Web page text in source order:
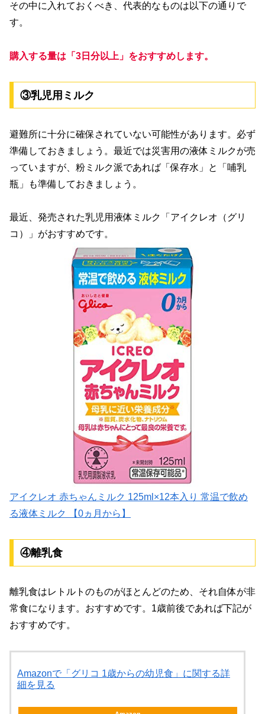
その中に入れておくべき、代表的なものは以下の通りで
す。
購入する量は「3日分以上」をおすすめします。
③乳児用ミルク
避難所に十分に確保されていない可能性があります。必ず
準備しておきましょう。最近では災害用の液体ミルクが売
っていますが、粉ミルク派であれば「保存水」と「哺乳
瓶」も準備しておきましょう。
最近、発売された乳児用液体ミルク「アイクレオ（グリ
コ）」がおすすめです。
アイクレオ 赤ちゃんミルク 125ml×12本入り 常温で飲め
る液体ミルク 【0ヵ月から】
④離乳食
離乳食はレトルトのものがほとんどのため、それ自体が非
常食になります。おすすめです。1歳前後であれば下記が
おすすめです。
Amazonで「グリコ 1歳からの幼児食」に関する詳
細を見る